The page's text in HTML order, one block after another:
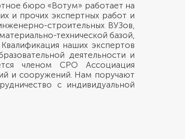
бюро «Вотум» работает на
и прочих экспертных работ и
строительных ВУЗов,
технической базой,
наших экспертов
деятельности и
членом СРО Ассоциация
и сооружений. Нам поручают
с индивидуальной